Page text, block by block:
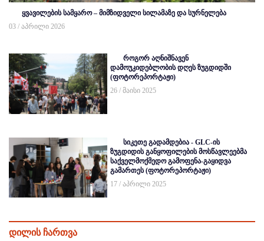
ყვავილების სამყარო – მიმზიდველი სილამაზე და სურნელება
03 / აპრილი 2026
როგორ აღნიშნავენ
დამოუკიდებლობის დღეს ზუგდიდში
(ფოტორეპორტაჟი)
26 / მაისი 2025
სიკეთე გადამდებია - GLC-ის
ზუგდიდის განყოფილების მოსწავლეებმა
საქველმოქმედო გამოფენა-გაყიდვა
გამართეს (ფოტორეპორტაჟი)
17 / აპრილი 2025
დილის ჩართვა